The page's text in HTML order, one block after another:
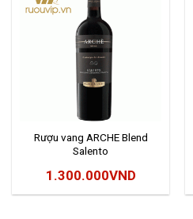
Rượu vang ARCHE Blend
Salento
1.300.000VND